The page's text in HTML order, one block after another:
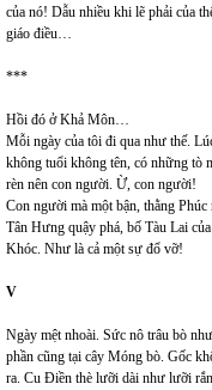
của nó! Dẫu nhiều khi lẽ phải của
giáo điều…
***
Hồi đó ở Khả Môn…
Mỗi ngày của tôi đi qua như thế.
không tuổi không tên, có những tò
rèn nên con người. Ừ, con người!
Con người mà một bận, thằng
Tân Hưng quậy phá, bố Tàu Lai
Khóc. Như là cả một sự đổ vỡ!
V
Ngày mệt nhoài. Sức nô trâu bò
phần cũng tại cây Móng bò. Gốc
ra. Cu Điền thè lưỡi dài như lưỡi